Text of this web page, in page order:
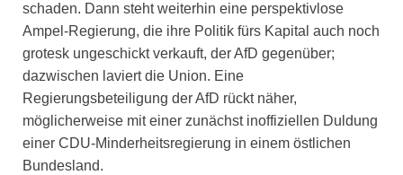
schaden. Dann steht weiterhin eine perspektivlose
Ampel-Regierung, die ihre Politik fürs Kapital auch noch
grotesk ungeschickt verkauft, der AfD gegenüber;
dazwischen laviert die Union. Eine
Regierungsbeteiligung der AfD rückt näher,
möglicherweise mit einer zunächst inoffiziellen Duldung
einer CDU-Minderheitsregierung in einem östlichen
Bundesland.